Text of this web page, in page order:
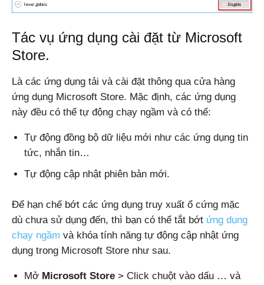
Tác vụ ứng dụng cài đặt từ Microsoft
Store.
Là các ứng dụng tải và cài đặt thông qua cửa hàng
ứng dụng Microsoft Store. Mặc định, các ứng dụng
này đều có thể tự động chạy ngầm và có thể:
Tự động đồng bộ dữ liệu mới như các ứng dụng tin
tức, nhắn tin…
Tự động cập nhật phiên bản mới.
Để hạn chế bớt các ứng dụng truy xuất ổ cứng mặc
dù chưa sử dụng đến, thì bạn có thể tắt bớt ứng dụng
chạy ngầm và khóa tính năng tự động cập nhật ứng
dụng trong Microsoft Store như sau.
Mở Microsoft Store > Click chuột vào dấu … và